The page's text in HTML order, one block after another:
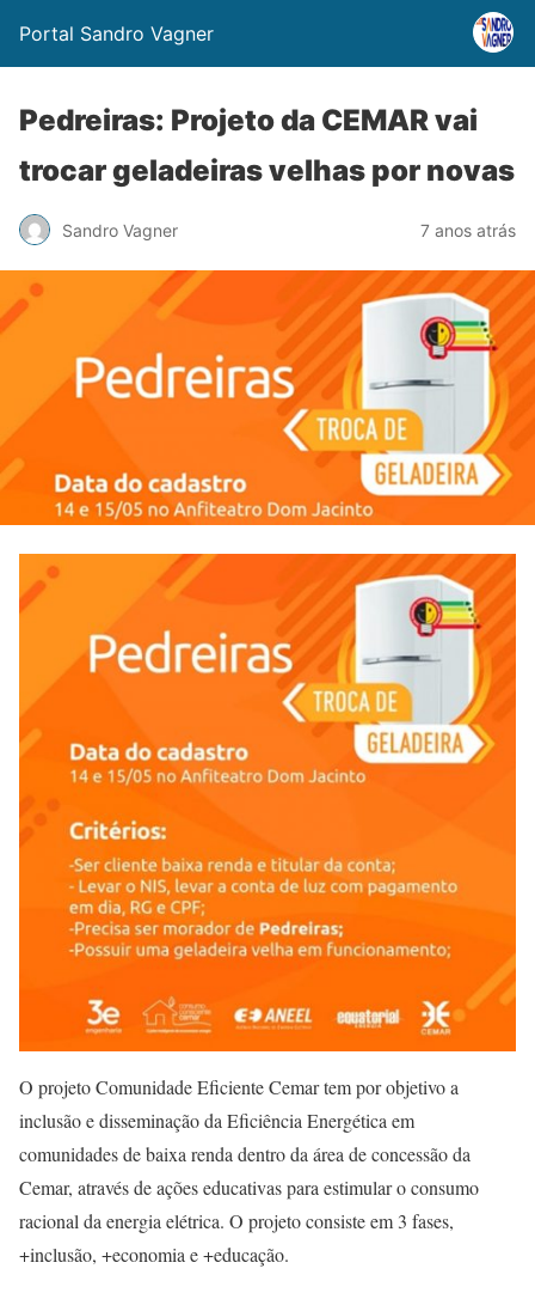
Portal Sandro Vagner
Pedreiras: Projeto da CEMAR vai
trocar geladeiras velhas por novas
Sandro Vagner 7 anos atrás
O projeto Comunidade Eficiente Cemar tem por objetivo a
inclusão e disseminação da Eficiência Energética em
comunidades de baixa renda dentro da área de concessão da
Cemar, através de ações educativas para estimular o consumo
racional da energia elétrica. O projeto consiste em 3 fases,
+inclusão, +economia e +educação.